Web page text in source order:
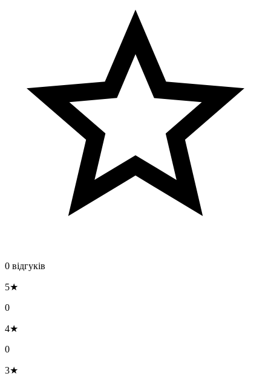
0 відгуків
5★
0
4★
0
3★